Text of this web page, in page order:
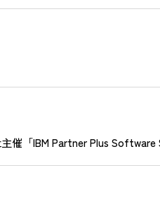
催「IBM Partner Plus